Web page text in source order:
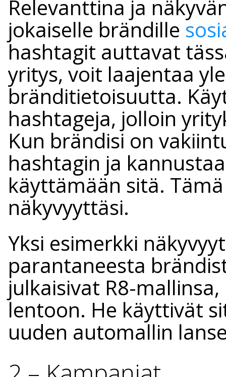
Relevanttina ja
jokaiselle brändille
hashtagit auttavat
yritys, voit laajentaa
bränditietoisuutta.
hashtageja, jolloin
Kun brändisi on
hashtagin ja
käyttämään sitä.
näkyvyyttäsi.
Yksi esimerkki
parantaneesta
julkaisivat R8-
lentoon. He käyttivät
uuden automallin